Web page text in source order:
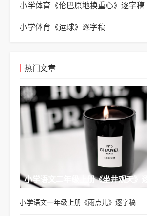
小学体育《伦巴原地换重心》逐字稿
小学体育《运球》逐字稿
热门文章
小学语文二年级上册《坐井观天》
小学语文一年级上册《雨点儿》逐字稿